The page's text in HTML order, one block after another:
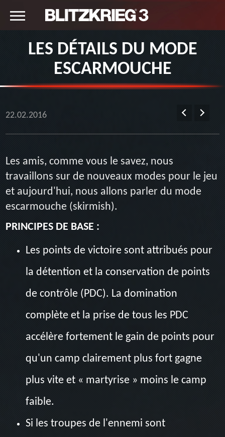
LES DÉTAILS DU MODE
ESCARMOUCHE
22.02.2016
Les amis, comme vous le savez, nous
travaillons sur de nouveaux modes pour le jeu
et aujourd'hui, nous allons parler du mode
escarmouche (skirmish).
PRINCIPES DE BASE :
Les points de victoire sont attribués pour
la détention et la conservation de points
de contrôle (PDC). La domination
complète et la prise de tous les PDC
accélère fortement le gain de points pour
qu'un camp clairement plus fort gagne
plus vite et « martyrise » moins le camp
faible.
Si les troupes de l'ennemi sont